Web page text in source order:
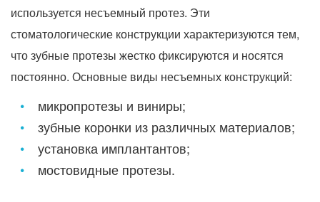
используется несъемный протез. Эти
стоматологические конструкции характеризуются тем,
что зубные протезы жестко фиксируются и носятся
постоянно. Основные виды несъемных конструкций:
микропротезы и виниры;
зубные коронки из различных материалов;
установка имплантантов;
мостовидные протезы.